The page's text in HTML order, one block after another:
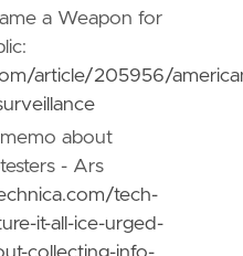
a Weapon for
article/205956/
about
- Ars
tech-
it-all-ice-urged-